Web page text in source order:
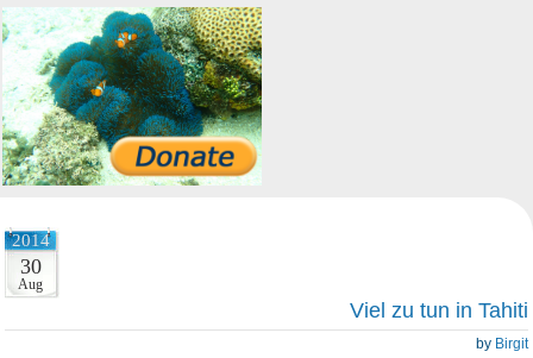
2014
30
Aug
Viel zu tun in Tahiti
by Birgit